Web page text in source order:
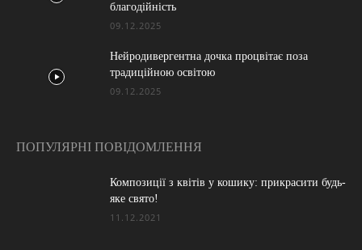
благодійність
09.12.2025
Нейродивергентна дочка процвітає поза
традиційною освітою
09.12.2025
ПОПУЛЯРНІ ПОВІДОМЛЕННЯ
Композиції з квітів у кошику: прикрасити будь-
яке свято!
11.12.2021